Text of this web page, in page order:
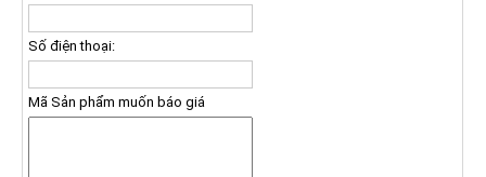
Số điện thoại:
Mã Sản phẩm muốn báo giá